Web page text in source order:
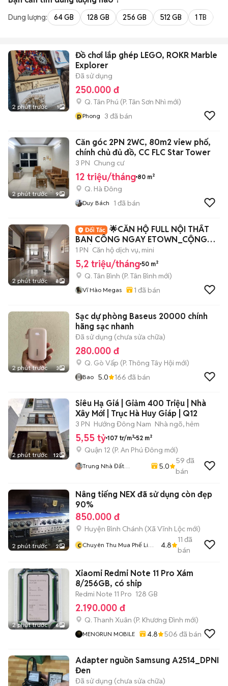
Dung lượng: 64 GB 128 GB 256 GB 512 GB 1 TB
2 phút trước 1
Đồ chơi lắp ghép LEGO, ROKR Marble
Explorer
Đã sử dụng
250.000 đ
Q. Tân Phú (P. Tân Sơn Nhì mới)
pPhong 3 đã bán
2 phút trước 9
Căn góc 2PN 2WC, 80m2 view phố,
chính chủ đủ đồ, CC FLC Star Tower
3 PN Chung cư
12 triệu/tháng 80 m²
Q. Hà Đông
Duy Bách 1 đã bán
2 phút trước 8
🌟CĂN HỘ FULL NỘI THẤT
BAN CÔNG NGAY ETOWN_CỘNG
HOÀ
1 PN Căn hộ dịch vụ, mini
5,2 triệu/tháng 50 m²
Q. Tân Bình (P. Tân Bình mới)
Vĩ Hào Megas 1 đã bán
2 phút trước 3
Sạc dự phòng Baseus 20000 chính
hãng sạc nhanh
Đã sử dụng (chưa sửa chữa)
280.000 đ
Q. Gò Vấp (P. Thông Tây Hội mới)
Bao 5.0 166 đã bán
2 phút trước 12
Siêu Hạ Giá | Giảm 400 Triệu | Nhà
Xây Mới | Trục Hà Huy Giáp | Q12
3 PN Hướng Đông Nam Nhà ngõ, hẻm
5,55 tỷ 107 tr/m² 52 m²
Quận 12 (P. An Phú Đông mới)
Trung Nhà Đất
5.0
59 đã
bán
2 phút trước 2
Nâng tiếng NEX đã sử dụng còn đẹp
90%
850.000 đ
Huyện Bình Chánh (Xã Vĩnh Lộc mới)
c Chuyên Thu Mua Phế Liệu
4.8
11 đã
bán
2 phút trước 6
Xiaomi Redmi Note 11 Pro Xám
8/256GB, có ship
Redmi Note 11 Pro 128 GB
2.190.000 đ
Q. Thanh Xuân (P. Khương Đình mới)
MENGRUN MOBILE 4.8 506 đã bán
Adapter nguồn Samsung A2514_DPNI
Đen
Đã sử dụng (chưa sửa chữa)